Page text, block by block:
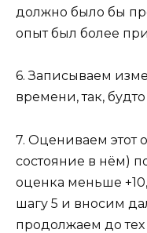
должно было бы
опыт был более
6. Записываем
времени, так,
7. Оцениваем этот
состояние в нём)
оценка меньше
шагу 5 и вносим
продолжаем до